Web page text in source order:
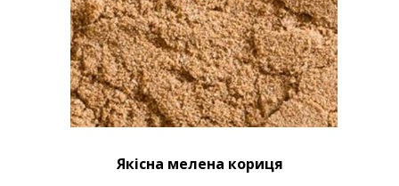
Якісна мелена кориця